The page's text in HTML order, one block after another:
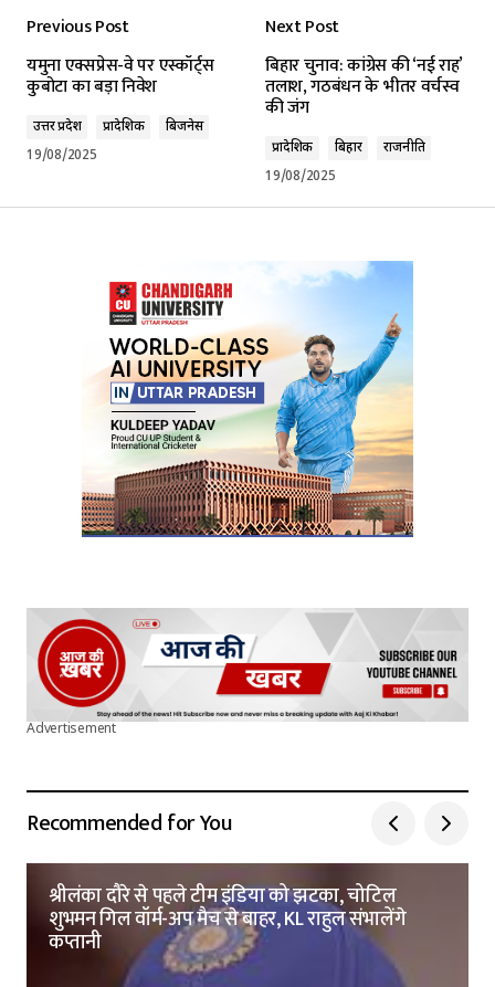
Required fields are marked*
Comment*
Your E-mail*
Submit Comment
Previous Post
यमुना एक्सप्रेस-वे पर एस्कॉर्ट्स
कुबोटा का बड़ा निवेश
उत्तर प्रदेश प्रादेशिक
बिजनेस
19/08/2025
Next Post
बिहार चुनाव: कांग्रेस की ‘नई राह’
तलाश, गठबंधन के भीतर वर्चस्व
की जंग
प्रादेशिक बिहार
राजनीति
19/08/2025
Advertisement
Recommended for You
श्रीलंका दौरे से पहले टीम इंडिया को झटका, चोटिल
शुभमन गिल वॉर्म-अप मैच से बाहर, KL राहुल संभालेंगे
कप्तानी